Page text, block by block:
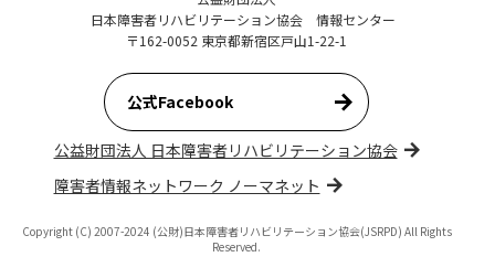
日本障害者リハビリテーション協会 情報センター
〒162-0052 東京都新宿区戸山1-22-1
公式Facebook
公益財団法人 日本障害者リハビリテーション協会
障害者情報ネットワーク ノーマネット
Copyright (C) 2007-2024 (公財)日本障害者リハビリテーション協会(JSRPD) All Rights
Reserved.